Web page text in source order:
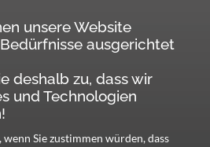
unsere Website
ausgerichtet
deshalb zu, dass wir
und Technologien
Sie zustimmen würden, dass